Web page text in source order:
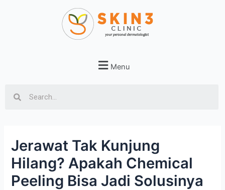
Menu
Jerawat Tak Kunjung
Hilang? Apakah Chemical
Peeling Bisa Jadi Solusinya